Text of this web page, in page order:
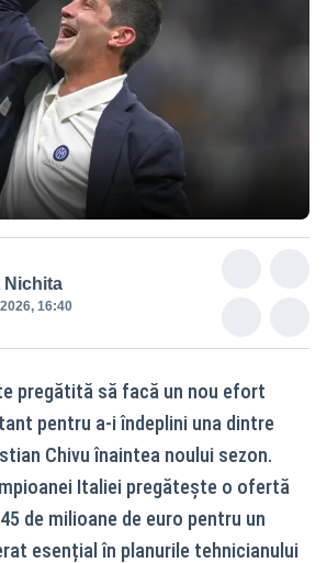
Nichita
16:40
pregătită să facă un nou efort
pentru a-i îndeplini una dintre
Chivu înaintea noului sezon.
Italiei pregătește o ofertă
de milioane de euro pentru un
esențial în planurile tehnicianului